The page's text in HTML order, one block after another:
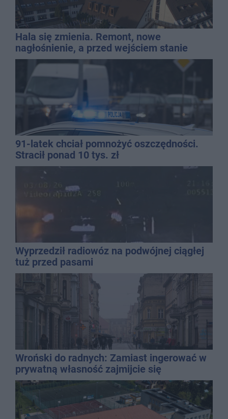
Hala się zmienia. Remont, nowe
nagłośnienie, a przed wejściem stanie
QEMETICA ARENA
91-latek chciał pomnożyć oszczędności.
Stracił ponad 10 tys. zł
Wyprzedził radiowóz na podwójnej ciągłej
tuż przed pasami
Wroński do radnych: Zamiast ingerować w
prywatną własność zajmijcie się
gospodarką